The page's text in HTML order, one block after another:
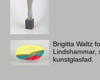
Brigitta Waltz
Lindshammar,
kunstglasfad.